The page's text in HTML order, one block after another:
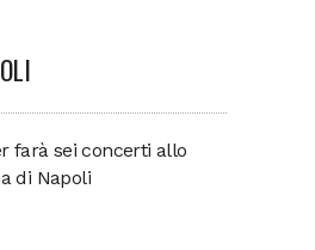
farà sei concerti allo
di Napoli